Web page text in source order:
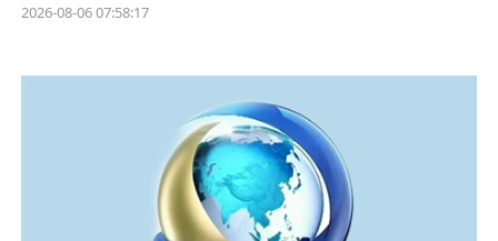
2026-08-06 07:58:17